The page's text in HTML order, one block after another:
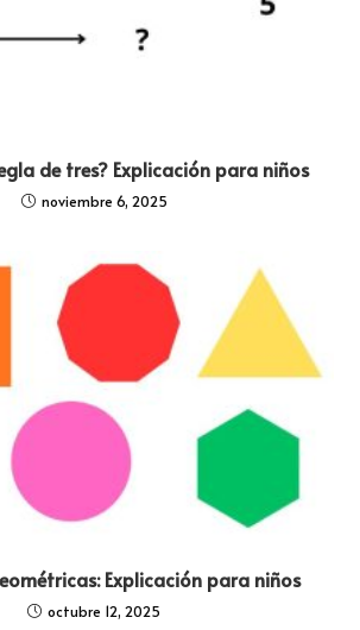
de tres? Explicación para niños
noviembre 6, 2025
Explicación para niños
octubre 12, 2025